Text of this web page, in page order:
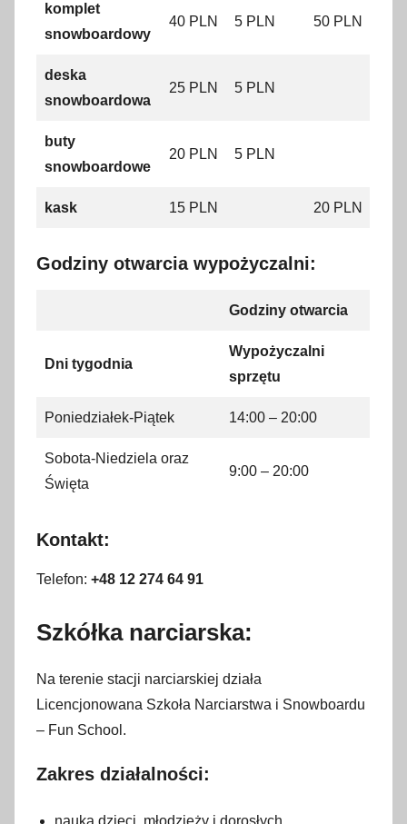
komplet
snowboardowy
40 PLN 5 PLN 50 PLN
deska
snowboardowa
25 PLN 5 PLN
buty
snowboardowe
20 PLN 5 PLN
kask 15 PLN 20 PLN
Godziny otwarcia wypożyczalni:
Godziny otwarcia
Dni tygodnia
Wypożyczalni
sprzętu
Poniedziałek-Piątek 14:00 – 20:00
Sobota-Niedziela oraz
Święta
9:00 – 20:00
Kontakt:
Telefon: +48 12 274 64 91
Szkółka narciarska:
Na terenie stacji narciarskiej działa
Licencjonowana Szkoła Narciarstwa i Snowboardu
– Fun School.
Zakres działalności:
nauka dzieci, młodzieży i dorosłych